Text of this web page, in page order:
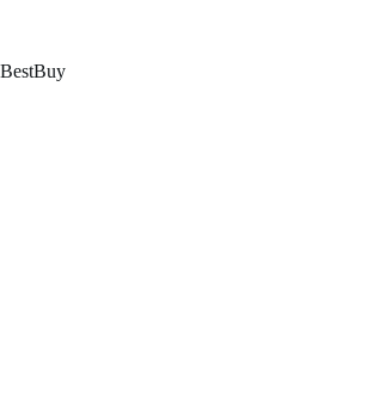
内
BestBuy